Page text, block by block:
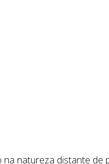
natureza distante de